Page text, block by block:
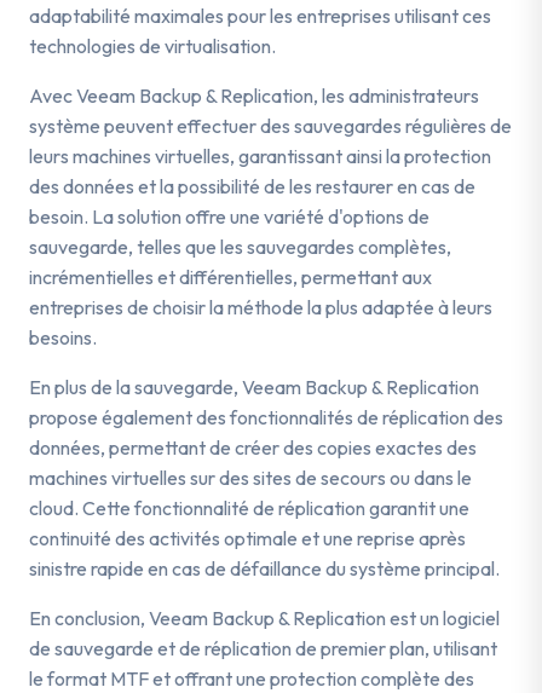
adaptabilité maximales pour les entreprises utilisant ces
technologies de virtualisation.
Avec Veeam Backup & Replication, les administrateurs
système peuvent effectuer des sauvegardes régulières de
leurs machines virtuelles, garantissant ainsi la protection
des données et la possibilité de les restaurer en cas de
besoin. La solution offre une variété d'options de
sauvegarde, telles que les sauvegardes complètes,
incrémentielles et différentielles, permettant aux
entreprises de choisir la méthode la plus adaptée à leurs
besoins.
En plus de la sauvegarde, Veeam Backup & Replication
propose également des fonctionnalités de réplication des
données, permettant de créer des copies exactes des
machines virtuelles sur des sites de secours ou dans le
cloud. Cette fonctionnalité de réplication garantit une
continuité des activités optimale et une reprise après
sinistre rapide en cas de défaillance du système principal.
En conclusion, Veeam Backup & Replication est un logiciel
de sauvegarde et de réplication de premier plan, utilisant
le format MTF et offrant une protection complète des